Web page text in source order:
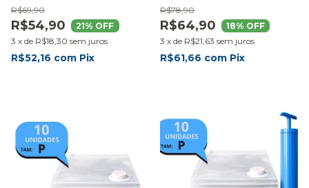
R$54,90
R$69,90
21% OFF
3 x de R$18,30 sem juros
R$52,16 com Pix
R$64,90
R$78,90
18% OFF
3 x de R$21,63 sem juros
R$61,66 com Pix